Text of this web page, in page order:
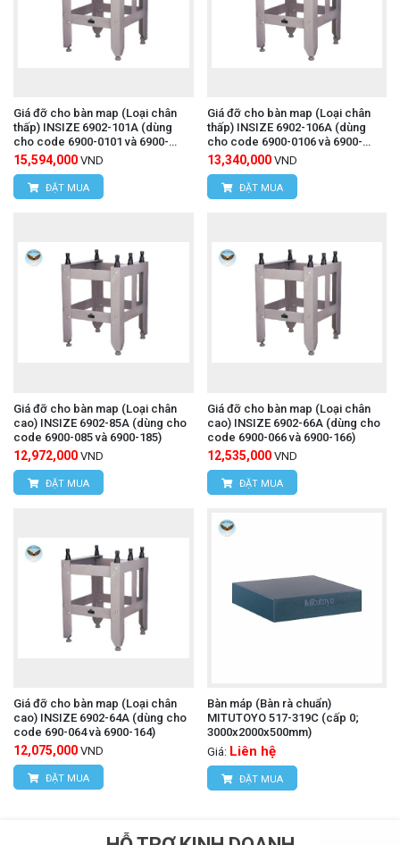
Giá đỡ cho bàn map (Loại chân
thấp) INSIZE 6902-101A (dùng
cho code 6900-0101 và 6900-
1101)
15,594,000 VND
ĐẶT MUA
Giá đỡ cho bàn map (Loại chân
thấp) INSIZE 6902-106A (dùng
cho code 6900-0106 và 6900-
1106)
13,340,000 VND
ĐẶT MUA
Giá đỡ cho bàn map (Loại chân
cao) INSIZE 6902-85A (dùng cho
code 6900-085 và 6900-185)
12,972,000 VND
ĐẶT MUA
Giá đỡ cho bàn map (Loại chân
cao) INSIZE 6902-66A (dùng cho
code 6900-066 và 6900-166)
12,535,000 VND
ĐẶT MUA
Giá đỡ cho bàn map (Loại chân
cao) INSIZE 6902-64A (dùng cho
code 690-064 và 6900-164)
12,075,000 VND
ĐẶT MUA
Bàn máp (Bàn rà chuẩn)
MITUTOYO 517-319C (cấp 0;
3000x2000x500mm)
Giá: Liên hệ
ĐẶT MUA